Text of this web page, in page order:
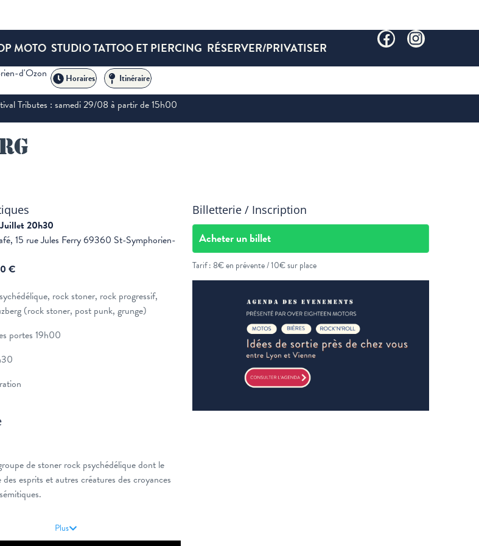
MOTO STUDIO TATTOO ET PIERCING RÉSERVER/PRIVATISER
d'Ozon Horaires Itinéraire
Tributes : samedi 29/08 à partir de 15h00
20h30
15 rue Jules Ferry 69360 St-Symphorien-
€
rock stoner, rock progressif,
(rock stoner, post punk, grunge)
portes 19h00
de stoner rock psychédélique dont le
des esprits et autres créatures des croyances
et le heavy rock de l’âge d’or des débuts
Plus
Billetterie / Inscription
Acheter un billet
Tarif : 8€ en prévente / 10€ sur place